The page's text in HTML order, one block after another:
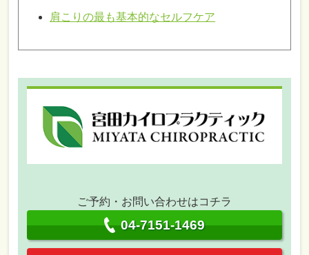
肩こりの最も基本的なセルフケア
ご予約・お問い合わせはコチラ
04-7151-1469